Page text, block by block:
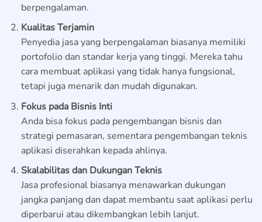
berpengalaman.
Kualitas Terjamin
Penyedia jasa yang berpengalaman biasanya memiliki
portofolio dan standar kerja yang tinggi. Mereka tahu
cara membuat aplikasi yang tidak hanya fungsional,
tetapi juga menarik dan mudah digunakan.
Fokus pada Bisnis Inti
Anda bisa fokus pada pengembangan bisnis dan
strategi pemasaran, sementara pengembangan teknis
aplikasi diserahkan kepada ahlinya.
Skalabilitas dan Dukungan Teknis
Jasa profesional biasanya menawarkan dukungan
jangka panjang dan dapat membantu saat aplikasi perlu
diperbarui atau dikembangkan lebih lanjut.